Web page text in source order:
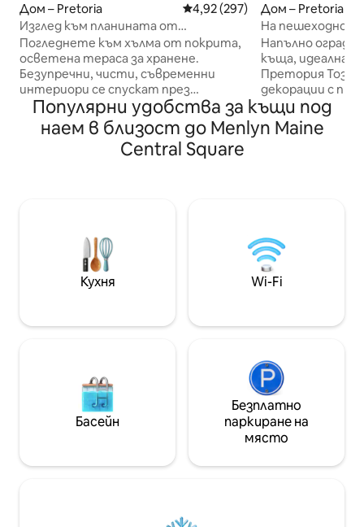
Дом – Pretoria Средна оценка: 4,92 от 5,
4,92 (297)
Изглед към планината от
интелигентен дом на хълм със
слънчева енергия
Погледнете към хълма от покрита,
осветена тераса за хранене.
Безупречни, чисти, съвременни
интериори се спускат през
плъзгащи се стъклени стени върху
щедра палуба. Акцентите от черно
и стомана допълват ефирните вина,
меките сиви и органичните, земни
двор. Жилищните помещения са
просторни и отворени за планиране
с много светлина и усещане на
открито. Няма градина обаче много
невероятна гледка към планината и
настаняване. Цялото място ще е
само за вас! Добрата комуникация е
важна за нас и ние ще отговорим
възможно най - бързо. Ще се радваме
относно пътувания, атракции,
тиха Вилиера, един от най -
Дом – Pretoria
На пешеходно
University&Loftus
Напълно
къща, идеална
Претория Този
декорации с
водеща до
И двете спални
самостоятелни
дом се отличава
степен на
домашни
телевизорът и
Showmax,
Популярни удобства за къщи под
наем в близост до Menlyn Maine
Central Square
Кухня Wi-Fi
Басейн
Безплатно
паркиране на
място